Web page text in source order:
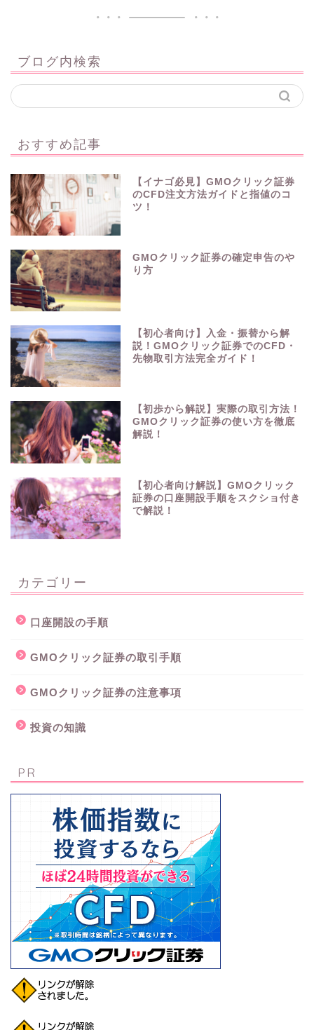
ブログ内検索
おすすめ記事
【イナゴ必見】GMOクリック証券
のCFD注文方法ガイドと指値のコ
ツ！
GMOクリック証券の確定申告のや
り方
【初心者向け】入金・振替から解
説！GMOクリック証券でのCFD・
先物取引方法完全ガイド！
【初歩から解説】実際の取引方法！
GMOクリック証券の使い方を徹底
解説！
【初心者向け解説】GMOクリック
証券の口座開設手順をスクショ付き
で解説！
カテゴリー
口座開設の手順
GMOクリック証券の取引手順
GMOクリック証券の注意事項
投資の知識
PR